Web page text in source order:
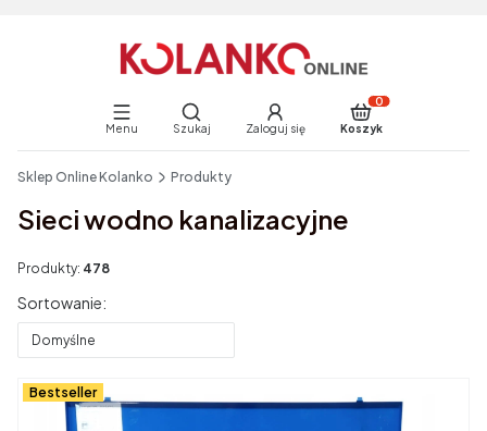
Menu
Otwórz wyszukiwarkę
Szukaj Zaloguj się
Produkty w
Koszyk
Sklep Online Kolanko Produkty
Sieci wodno kanalizacyjne
Produkty: 478
Lista produktów
Sortowanie:
Domyślne
Bestseller